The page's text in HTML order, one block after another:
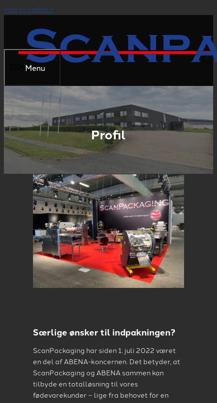
Hop til indhold
Menu
Profil
Særlige ønsker til indpakningen?
ScanPackaging har siden 1. juli 2022 været
en del af ABENA-koncernen. Det betyder, at
ScanPackaging og ABENA sammen kan
tilbyde en totalløsning til vores
fødevarekunder – lige fra behovet for en